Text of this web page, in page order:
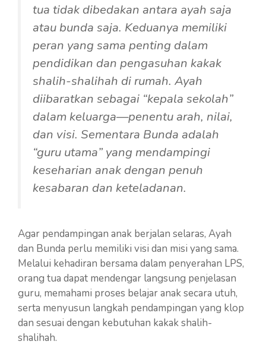
tua tidak dibedakan antara ayah saja
atau bunda saja. Keduanya memiliki
peran yang sama penting dalam
pendidikan dan pengasuhan kakak
shalih-shalihah di rumah. Ayah
diibaratkan sebagai “kepala sekolah”
dalam keluarga—penentu arah, nilai,
dan visi. Sementara Bunda adalah
“guru utama” yang mendampingi
keseharian anak dengan penuh
kesabaran dan keteladanan.
Agar pendampingan anak berjalan selaras, Ayah
dan Bunda perlu memiliki visi dan misi yang sama.
Melalui kehadiran bersama dalam penyerahan LPS,
orang tua dapat mendengar langsung penjelasan
guru, memahami proses belajar anak secara utuh,
serta menyusun langkah pendampingan yang klop
dan sesuai dengan kebutuhan kakak shalih-
shalihah.